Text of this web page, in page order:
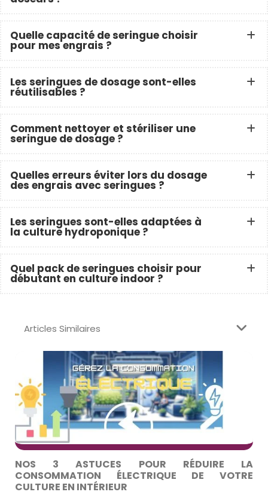
Quelle capacité de seringue choisir
pour mes engrais ?
Les seringues de dosage sont-elles
réutilisables ?
Comment nettoyer et stériliser une
seringue de dosage ?
Quelles erreurs éviter lors du dosage
des engrais avec seringues ?
Les seringues sont-elles adaptées à
la culture hydroponique ?
Quel pack de seringues choisir pour
débutant en culture indoor ?
Articles Similaires
NOS 3 ASTUCES POUR RÉDUIRE LA
CONSOMMATION ÉLECTRIQUE DE VOTRE
CULTURE EN INTÉRIEUR